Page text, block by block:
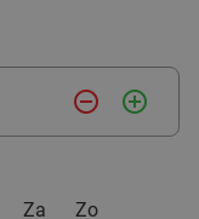
remove_circle_outline add_circle_outline
Za Zo